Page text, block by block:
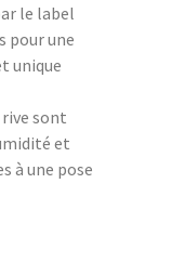
le label
pour une
unique
sont
et
à une pose